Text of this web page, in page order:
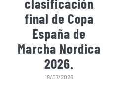
clasificación
final de Copa
España de
Marcha Nordica
2026.
19/07/2026